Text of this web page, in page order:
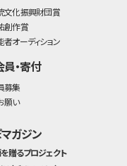
文化振興財団賞
創作賞
オーディション
・寄付
募集
願い
ガジン
贈るプロジェクト